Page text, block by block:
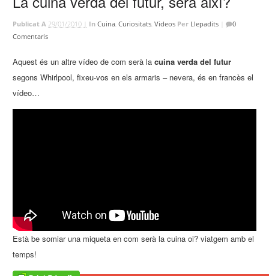
Publicat A 29/01/2010 | In Cuina ,Curiositats ,Videos Per Llepadits
0
Comentaris
Aquest és un altre vídeo de com serà lacuina verda del futur
segons Whirlpool, fixeu-vos en els armaris – nevera, és en francès el
vídeo…
Està be somiar una miqueta en com serà la cuina oi? viatgem amb el
temps!